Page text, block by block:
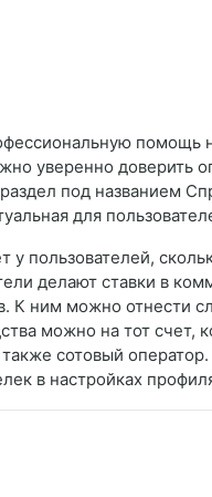
помощь
уверенно доверить
под названием
для
у пользователей,
делают ставки в
К ним можно отнести
можно на тот
сотовый
в настройках